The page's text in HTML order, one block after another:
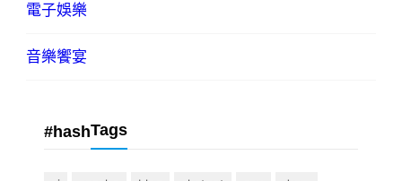
電子娛樂
音樂饗宴
#hashTags